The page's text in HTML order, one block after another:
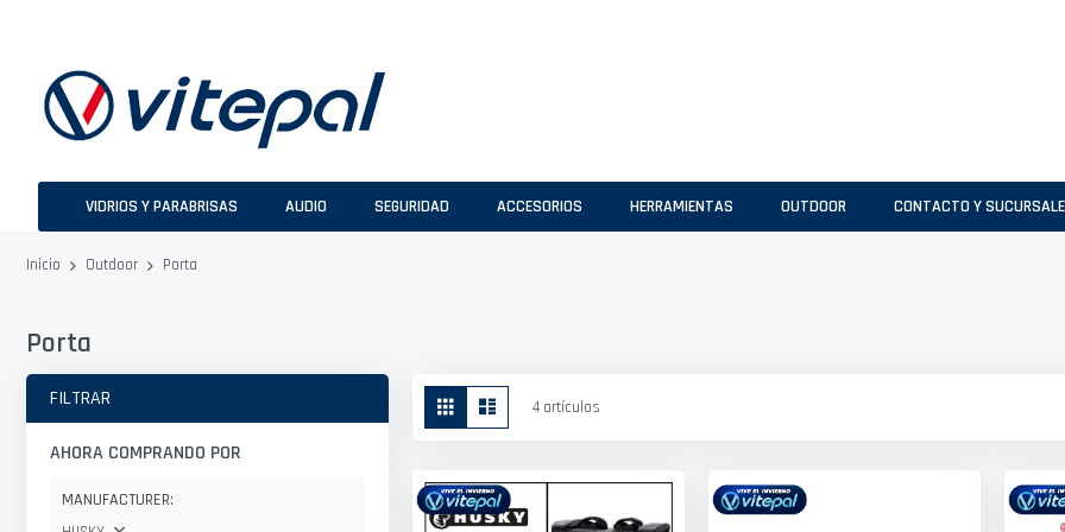
VIDRIOS Y PARABRISAS AUDIO SEGURIDAD ACCESORIOS HERRAMIENTAS OUTDOOR CONTACTO Y
Inicio Outdoor Porta
Porta
Ver
como
Parrilla 4 artículos
FILTRAR
AHORA COMPRANDO POR
MANUFACTURER